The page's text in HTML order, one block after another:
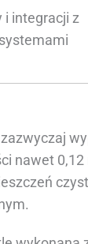
i integracji z
nawet